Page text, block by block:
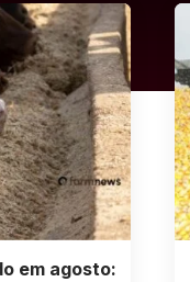
em agosto: